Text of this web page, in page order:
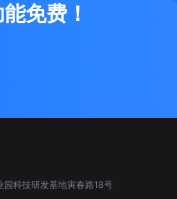
免费！
园科技研发基地寅春路18号